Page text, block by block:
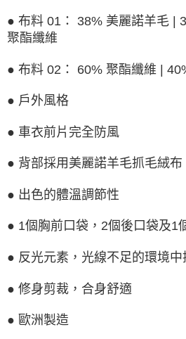
【注意事項】
１．透過由恩沛科技股份有限公司提供之「
易，需依本服務之必要範圍內提供個人資料
２．關於個人資料處理事宜，請瀏覽以下網址
https://aftee.tw/terms/#terms3
「AFTEE先享後付」，若未經同意申辦者引
４．使用「AFTEE先享後付」時，將依據個
時審查核予不同之上限額度；若仍有額度不
５．嚴禁一人註冊多個帳號或使用他人資訊
每筆NT$80，滿NT$1,300(含以上)免運
● 布料 01： 38% 美麗諾羊毛 |
聚酯纖維
● 布料 02： 60% 聚酯纖維 |
● 戶外風格
● 車衣前片完全防風
● 背部採用美麗諾羊毛抓毛絨布
● 出色的體溫調節性
● 1個胸前口袋，2個後口袋及1
● 反光元素，光線不足的環境中
● 修身剪裁，合身舒適
● 歐洲製造